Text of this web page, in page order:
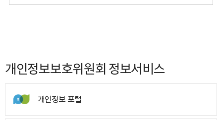
개인정보보호위원회 정보서비스
개인정보 포털